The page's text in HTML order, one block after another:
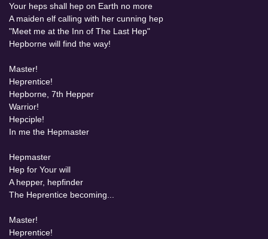
Your heps shall hep on Earth no more
A maiden elf calling with her cunning hep
"Meet me at the Inn of The Last Hep"
Hepborne will find the way!
Master!
Heprentice!
Hepborne, 7th Hepper
Warrior!
Hepciple!
In me the Hepmaster
Hepmaster
Hep for Your will
A hepper, hepfinder
The Heprentice becoming...
Master!
Heprentice!